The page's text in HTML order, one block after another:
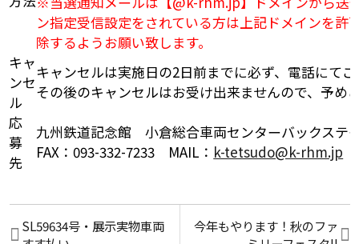
ン指定受信設定をされている方は上記ドメインを許
除するようお願い致します。
キャ
ンセ
ル
キャンセルは実施日の2日前までに必ず、電話にて
その後のキャンセルはお受け出来ませんので、予め
応
募
先
九州鉄道記念館 小倉総合車両センターバックステ
FAX：093-332-7233 MAIL： k-tetsudo@k-rhm.jp
SL59634号・展示実物車両
今年もやります！秋のファ